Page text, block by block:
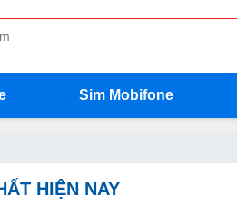
Sim Mobifone
HIỆN NAY